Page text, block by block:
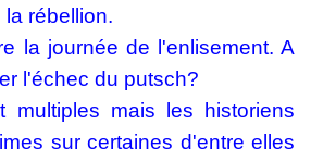
rébellion.
la journée de l'enlisement. A
l'échec du putsch?
multiples mais les historiens
sur certaines d'entre elles